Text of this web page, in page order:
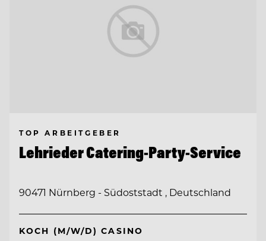
TOP ARBEITGEBER
Lehrieder Catering-Party-Service
90471 Nürnberg - Südoststadt , Deutschland
KOCH (M/W/D) CASINO